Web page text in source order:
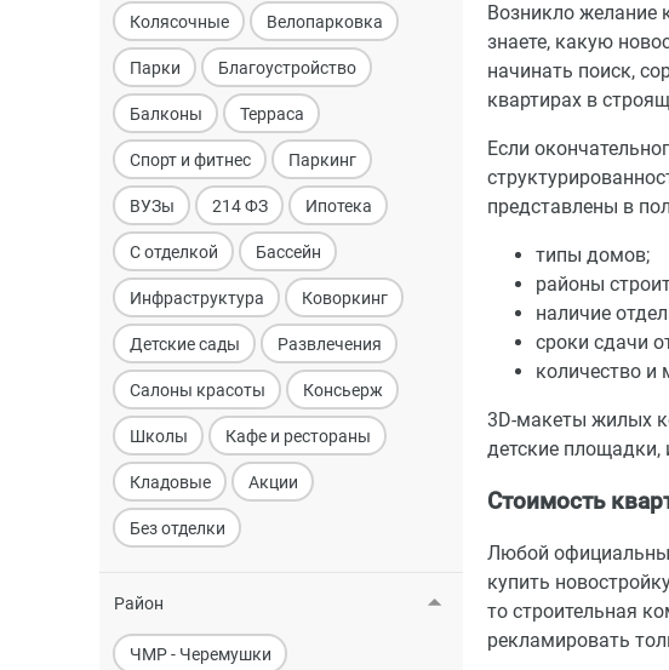
Ипотека
С отделкой
Инфраструктура Коворкинг
Бассейн
Салоны красоты
Школы
Развлечения
Кладовые
Детские сады
Консьерж
Кафе и рестораны
Акции
Без отделки
Колясочные Велопарковка
Парки Благоустройство
Балконы Терраса
Спорт и фитнес Паркинг
ВУЗы 214 ФЗ
Район
ЧМР - Черемушки
Возникло желание
знаете, какую
начинать поиск,
квартирах в
Если
представлены в
типы домов;
районы
наличие
сроки сдачи
количество
3D-макеты жилых
детские площадки,
Стоимость
Любой
купить
то строительная
рекламировать